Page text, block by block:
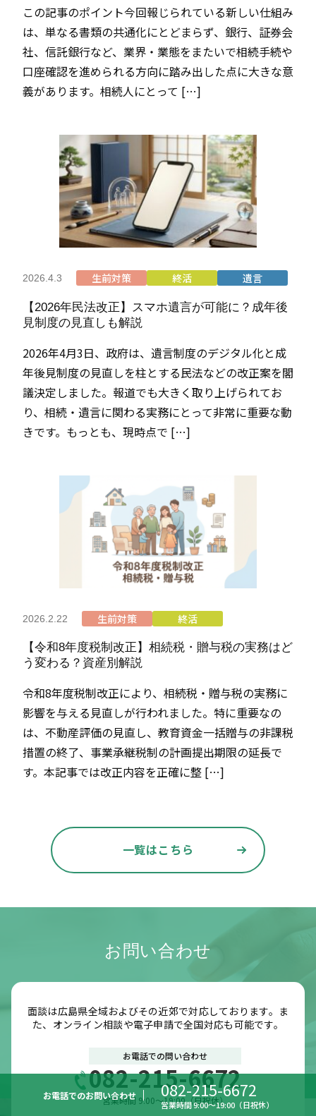
お電話でのお問い合わせ 082-215-6672
営業時間 9:00～19:00（日祝休）
この記事のポイント今回報じられている新しい仕組み
は、単なる書類の共通化にとどまらず、銀行、証券会
社、信託銀行など、業界・業態をまたいで相続手続や
口座確認を進められる方向に踏み出した点に大きな意
義があります。相続人にとって […]
2026.4.3 生前対策 終活 遺言
【2026年民法改正】スマホ遺言が可能に？成年後
見制度の見直しも解説
2026年4月3日、政府は、遺言制度のデジタル化と成
年後見制度の見直しを柱とする民法などの改正案を閣
議決定しました。報道でも大きく取り上げられてお
り、相続・遺言に関わる実務にとって非常に重要な動
きです。もっとも、現時点で […]
2026.2.22 生前対策 終活
【令和8年度税制改正】相続税・贈与税の実務はど
う変わる？資産別解説
令和8年度税制改正により、相続税・贈与税の実務に
影響を与える見直しが行われました。特に重要なの
は、不動産評価の見直し、教育資金一括贈与の非課税
措置の終了、事業承継税制の計画提出期限の延長で
す。本記事では改正内容を正確に整 […]
一覧はこちら
お問い合わせ
面談は広島県全域およびその近郊で対応しております。ま
た、オンライン相談や電子申請で全国対応も可能です。
お電話での問い合わせ
082-215-6672
営業時間 9:00～19:00（日祝休）